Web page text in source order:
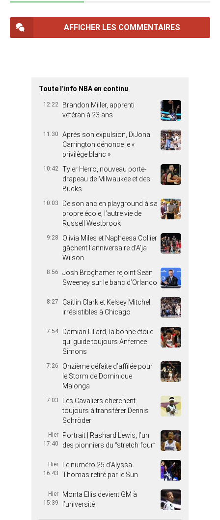
AFFICHER LES COMMENTAIRES
Toute l’info NBA en continu
12:22
Brandon Miller, apprenti
vétéran à 23 ans
11:30
Après son expulsion, DiJonai
Carrington dénonce le «
privilège blanc »
10:42
Tyler Herro, nouveau porte-
drapeau de Milwaukee et des
Bucks
10:03
De son ancien playground à sa
propre école, l’autre vie de
Russell Westbrook
9:28
Olivia Miles et Napheesa Collier
gâchent l’anniversaire d’A’ja
Wilson
8:56
Josh Broghamer rejoint Sean
Sweeney sur le banc d’Orlando
8:27
Caitlin Clark et Kelsey Mitchell
irrésistibles à Chicago
7:54
Damian Lillard, la bonne étoile
qui guide toujours Anfernee
Simons
7:26
Onzième défaite d’affilée pour
le Storm de Dominique
Malonga
7:03
Les Cavaliers cherchent
toujours à transférer Dennis
Schröder
Hier
17:40
Portrait | Rashard Lewis, l’un
des pionniers du “stretch four”
Hier
16:43
Le numéro 25 d’Alyssa
Thomas retiré par le Sun
Hier
15:39
Monta Ellis devient GM à
l’université